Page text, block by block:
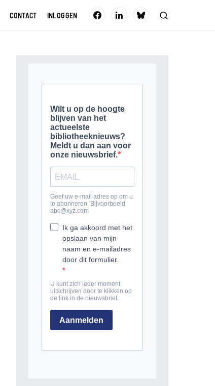
CONTACT INLOGGEN